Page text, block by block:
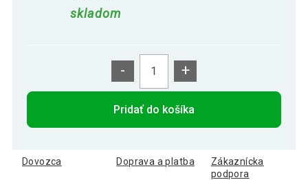
skladom
- +
Pridať do košíka
Dovozca Doprava a platba
Zákaznícka
podpora